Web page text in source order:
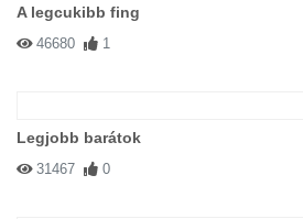
A legcukibb fing
46680 1
Legjobb barátok
31467 0